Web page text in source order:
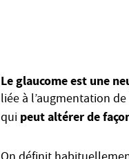
Le glaucome est une
liée à l’augmentation
qui peut altérer de